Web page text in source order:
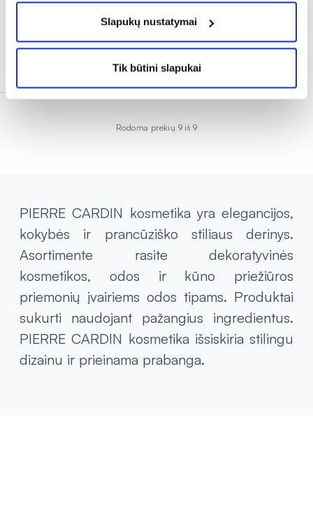
Slapukų nustatymai
Tik būtini slapukai
% PAPILDOMA NUOLAIDA
Rodoma prekių 9 iš 9
PIERRE CARDIN kosmetika yra elegancijos,
kokybės ir prancūziško stiliaus derinys.
Asortimente rasite dekoratyvinės
kosmetikos, odos ir kūno priežiūros
priemonių įvairiems odos tipams. Produktai
sukurti naudojant pažangius ingredientus.
PIERRE CARDIN kosmetika išsiskiria stilingu
dizainu ir prieinama prabanga.